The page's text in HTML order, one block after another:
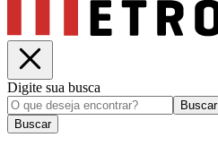
Digite sua busca
Buscar
Buscar